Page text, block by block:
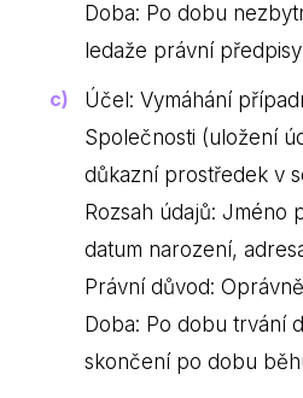
Doba: Po dobu
ledaže právní
Účel: Vymáhání
Společnosti (uložení
důkazní prostředek v
Rozsah údajů: Jméno
datum narození,
Právní důvod:
Doba: Po dobu trvání
skončení po dobu